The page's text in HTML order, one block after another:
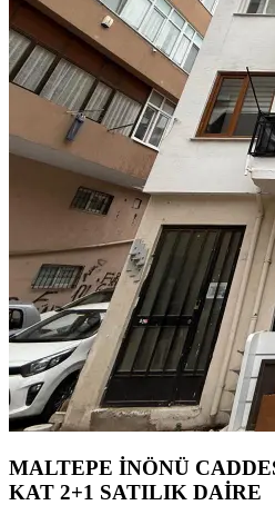
MALTEPE İNÖNÜ
KAT 2+1 SATILIK DAİRE